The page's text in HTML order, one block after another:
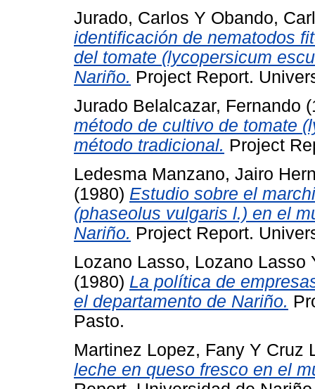
Jurado, Carlos Y Obando,
identificación de nematodos
del tomate (lycopersicum
Nariño. Project Report.
Jurado Belalcazar, Fernando
método de cultivo de tomate
método tradicional. Project
Ledesma Manzano, Jairo
(1980) Estudio sobre el
(phaseolus vulgaris l.) en el
Nariño. Project Report.
Lozano Lasso, Lozano Lasso
(1980) La política de
el departamento de Nariño.
Pasto.
Martinez Lopez, Fany Y Cruz
leche en queso fresco en el